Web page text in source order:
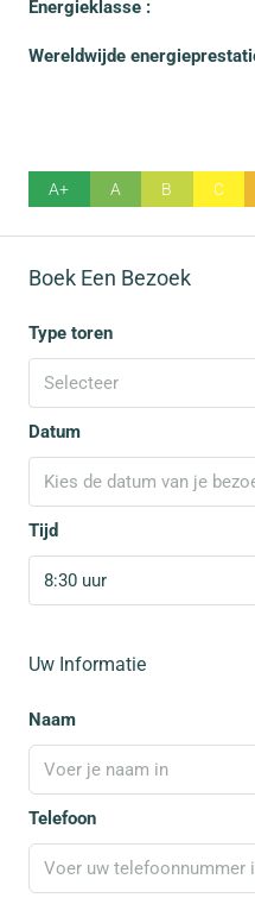
Energieklasse :
Wereldwijde
A+ A B C
Boek Een Bezoek
Type toren
Selecteer
Datum
Kies de datum van je
Tijd
8:30 uur
Uw Informatie
Naam
Telefoon